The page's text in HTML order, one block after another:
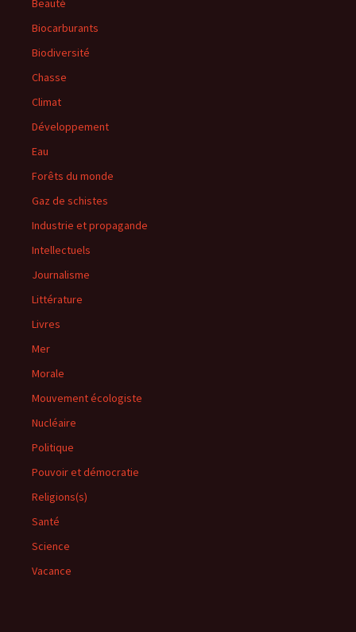
Beauté
Biocarburants
Biodiversité
Chasse
Climat
Développement
Eau
Forêts du monde
Gaz de schistes
Industrie et propagande
Intellectuels
Journalisme
Littérature
Livres
Mer
Morale
Mouvement écologiste
Nucléaire
Politique
Pouvoir et démocratie
Religions(s)
Santé
Science
Vacance